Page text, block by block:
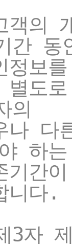
객의
간 동
보를
별도
의
나 다
하는
기간
니다.
3자